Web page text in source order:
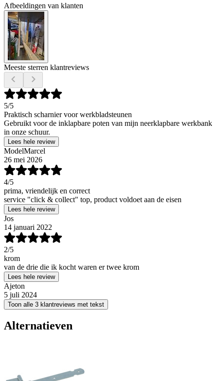
Afbeeldingen van klanten
Meeste sterren klantreviews
5/5
Praktisch scharnier voor werkbladsteunen
Gebruikt voor de inklapbare poten van mijn neerklapbare werkbank
in onze schuur.
Lees hele review
ModelMarcel
26 mei 2026
4/5
prima, vriendelijk en correct
service "click & collect" top, product voldoet aan de eisen
Lees hele review
Jos
14 januari 2022
2/5
krom
van de drie die ik kocht waren er twee krom
Lees hele review
Ajeton
5 juli 2024
Toon alle 3 klantreviews met tekst
Alternatieven